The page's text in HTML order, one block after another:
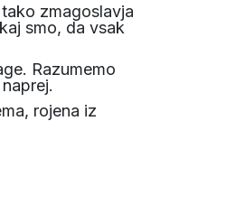
zmagoslavja
smo, da vsak
Razumemo
rojena iz